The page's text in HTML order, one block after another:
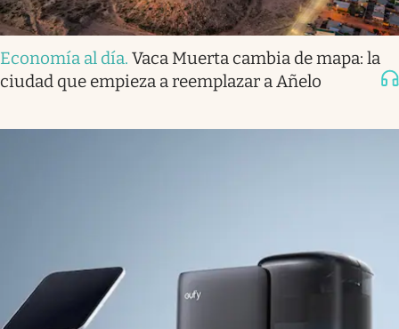
Economía al día. Vaca Muerta cambia de mapa: la
ciudad que empieza a reemplazar a Añelo